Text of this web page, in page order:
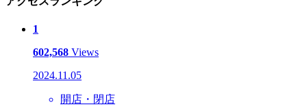
1
602,568 Views
2024.11.05
開店・閉店